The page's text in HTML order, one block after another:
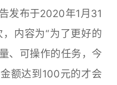
发布于2020年1月31
内容为“为了更好的
、可操作的任务，今
额达到100元的才会